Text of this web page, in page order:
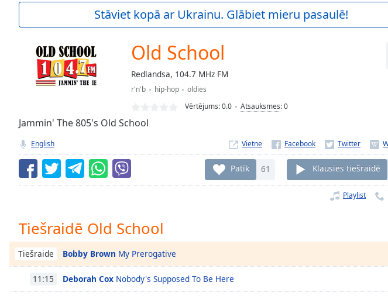
Current
Duration
Seek to
live,
currently
behind
LIVE
Remaining
Time-
Playback
Rate
Chapters
Stāviet kopā ar Ukrainu. Glābiet mieru pasaulē!
Old School
Redlandsa, 104.7 MHz FM
r'n'b hip-hop
oldies
Vērtējums:0.0 Atsauksmes:0
Jammin' The 805's Old School
English Vietne
Patīk 61 Klausies tiešraidē
Playlist
Tiešraidē Old School
Tiešraide Bobby Brown My Prerogative
11:15 Deborah Cox Nobody's Supposed To Be Here